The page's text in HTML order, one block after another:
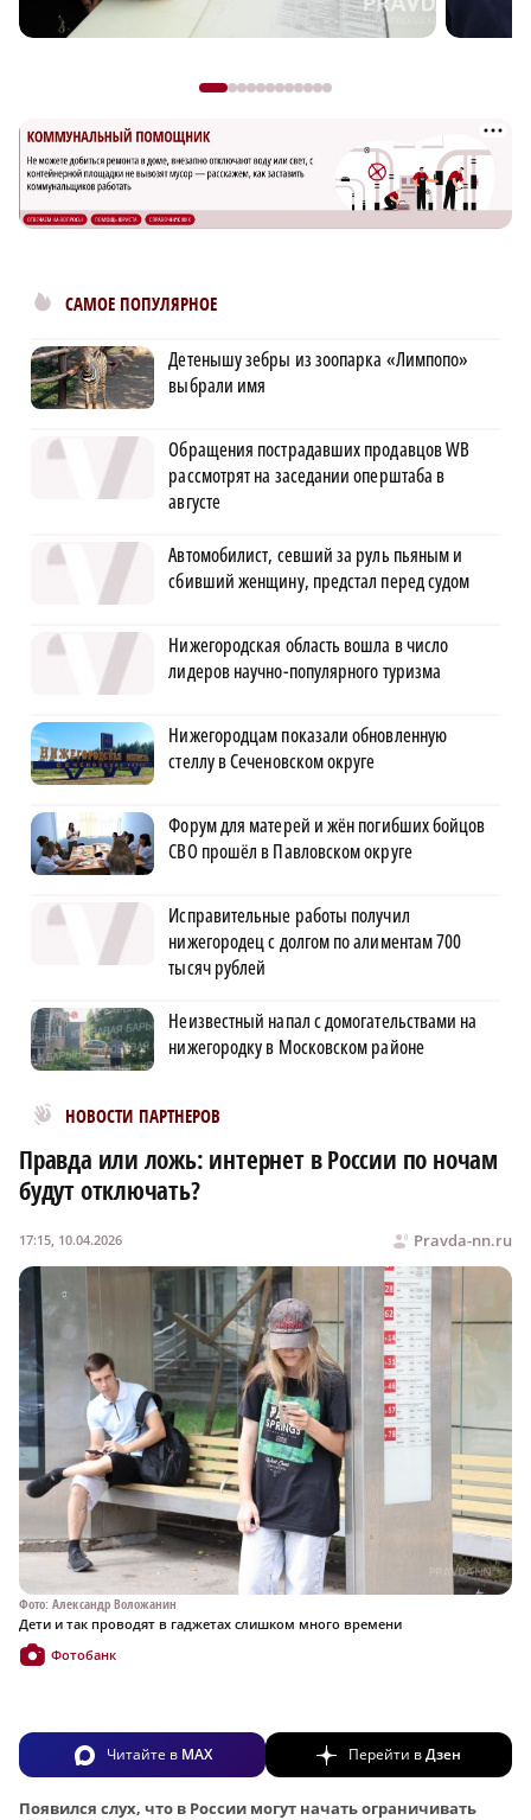
САМОЕ ПОПУЛЯРНОЕ
Детенышу зебры из зоопарка «Лимпопо»
выбрали имя
Обращения пострадавших продавцов WB
рассмотрят на заседании оперштаба в
августе
Автомобилист, севший за руль пьяным и
сбивший женщину, предстал перед судом
Нижегородская область вошла в число
лидеров научно-популярного туризма
Нижегородцам показали обновленную
стеллу в Сеченовском округе
Форум для матерей и жён погибших бойцов
СВО прошёл в Павловском округе
Исправительные работы получил
нижегородец с долгом по алиментам 700
тысяч рублей
Неизвестный напал с домогательствами на
нижегородку в Московском районе
НОВОСТИ ПАРТНЕРОВ
Новости МирТесен
Правда или ложь: интернет в России по ночам
будут отключать?
Pravda-nn.ru
17:15, 10.04.2026
Фото: Александр Воложанин
Дети и так проводят в гаджетах слишком много времени
Фотобанк
Читайте в MAX Перейти вДзен
Появился слух, что в России могут начать ограничивать